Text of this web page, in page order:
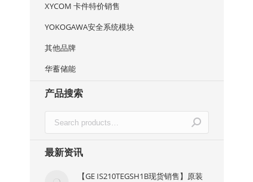
XYCOM 卡件特价销售
YOKOGAWA安全系统模块
其他品牌
华蓄储能
产品搜索
最新资讯
【GE IS210TEGSH1B现货销售】原装